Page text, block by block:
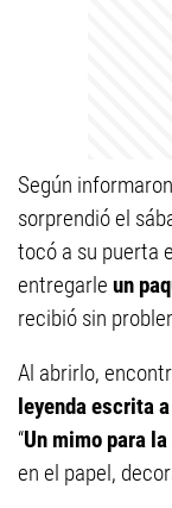
Según
sorprendió el
tocó a su puerta
entregarle un
recibió sin
Al abrirlo,
leyenda escrita
“Un mimo para
en el papel,